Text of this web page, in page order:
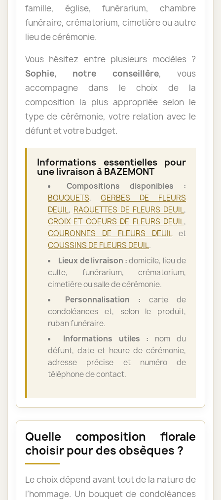
famille, église, funérarium, chambre
funéraire, crématorium, cimetière ou autre
lieu de cérémonie.
Vous hésitez entre plusieurs modèles ?
Sophie, notre conseillère, vous
accompagne dans le choix de la
composition la plus appropriée selon le
type de cérémonie, votre relation avec le
défunt et votre budget.
Informations essentielles pour
une livraison à BAZEMONT
Compositions disponibles :
BOUQUETS, GERBES DE FLEURS
DEUIL, RAQUETTES DE FLEURS DEUIL,
CROIX ET COEURS DE FLEURS DEUIL,
COURONNES DE FLEURS DEUILet
COUSSINS DE FLEURS DEUIL.
Lieux de livraison :domicile, lieu de
culte, funérarium, crématorium,
cimetière ou salle de cérémonie.
Personnalisation : carte de
condoléances et, selon le produit,
ruban funéraire.
Informations utiles : nom du
défunt, date et heure de cérémonie,
adresse précise et numéro de
téléphone de contact.
Quelle composition florale
choisir pour des obsèques ?
Le choix dépend avant tout de la nature de
l’hommage. Un bouquet de condoléances